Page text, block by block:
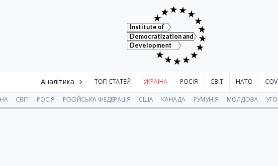
Institute of
Democratization and
Development
Аналітика → ТОП СТАТЕЙ УКРАЇНА РОСІЯ СВІТ НАТО
СВІТ РОСІЯ РОСІЙСЬКА ФЕДЕРАЦІЯ США КАНАДА РУМУНІЯ МОЛДОВА